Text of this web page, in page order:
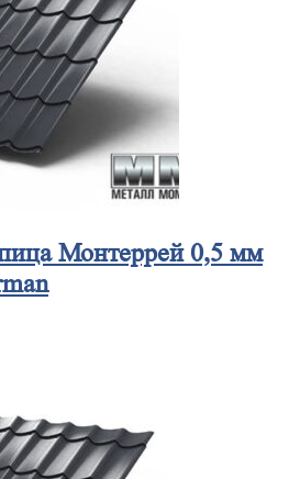
Монтеррей 0,5 мм